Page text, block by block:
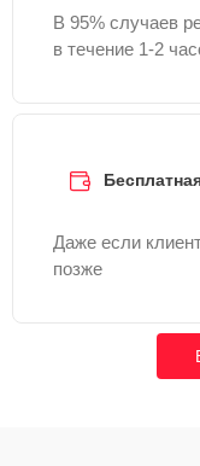
В 95% случаев
в течение 1-2
Даже если
позже